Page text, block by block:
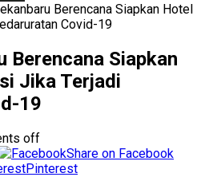
Berencana Siapkan Hotel
Covid-19
Berencana Siapkan
Jika Terjadi
19
off
Share on Facebook
Pinterest